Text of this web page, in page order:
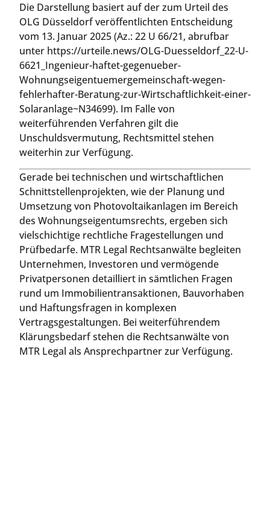
Die Darstellung basiert auf der zum Urteil des
OLG Düsseldorf veröffentlichten Entscheidung
vom 13. Januar 2025 (Az.: 22 U 66/21, abrufbar
unter https://urteile.news/OLG-Duesseldorf_22-U-
6621_Ingenieur-haftet-gegenueber-
Wohnungseigentuemergemeinschaft-wegen-
fehlerhafter-Beratung-zur-Wirtschaftlichkeit-einer-
Solaranlage~N34699). Im Falle von
weiterführenden Verfahren gilt die
Unschuldsvermutung, Rechtsmittel stehen
weiterhin zur Verfügung.
Gerade bei technischen und wirtschaftlichen
Schnittstellenprojekten, wie der Planung und
Umsetzung von Photovoltaikanlagen im Bereich
des Wohnungseigentumsrechts, ergeben sich
vielschichtige rechtliche Fragestellungen und
Prüfbedarfe. MTR Legal Rechtsanwälte begleiten
Unternehmen, Investoren und vermögende
Privatpersonen detailliert in sämtlichen Fragen
rund um Immobilientransaktionen, Bauvorhaben
und Haftungsfragen in komplexen
Vertragsgestaltungen. Bei weiterführendem
Klärungsbedarf stehen die Rechtsanwälte von
MTR Legal als Ansprechpartner zur Verfügung.